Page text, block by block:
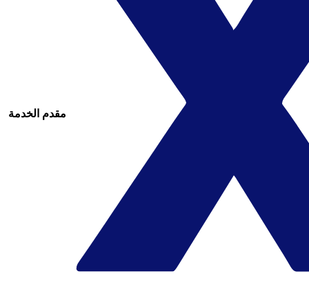
مقدم الخدمة